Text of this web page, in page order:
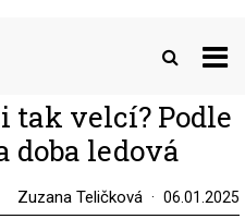
tak velcí? Podle
ledová
Zuzana Teličková 06.01.2025